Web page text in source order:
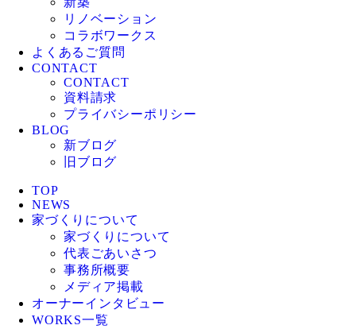
リノベーション
コラボワークス
よくあるご質問
CONTACT
CONTACT
資料請求
プライバシーポリシー
BLOG
新ブログ
旧ブログ
TOP
NEWS
家づくりについて
家づくりについて
代表ごあいさつ
事務所概要
メディア掲載
オーナーインタビュー
WORKS一覧